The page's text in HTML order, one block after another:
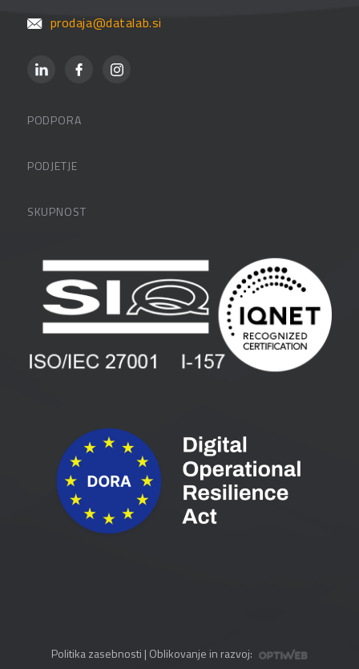
prodaja@datalab.si
PODPORA
FAQ – pogosta vprašanja
PODJETJE
Zaposlitev
Vlagatelji
Pogoji in pogodbe
SKUPNOST
Blog
Spletni seminarji
Politika zasebnosti | Oblikovanje in razvoj: